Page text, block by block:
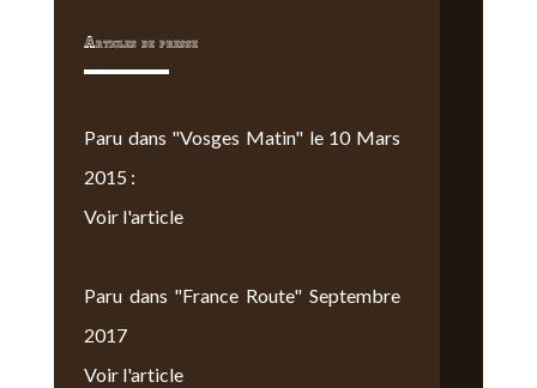
Articles de presse
Paru dans "Vosges Matin" le 10 Mars
2015 :
Voir l'article
Paru dans "France Route" Septembre
2017
Voir l'article